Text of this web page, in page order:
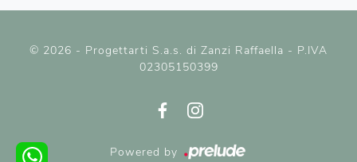
© 2026 - Progettarti S.a.s. di Zanzi Raffaella - P.IVA
02305150399
Powered by